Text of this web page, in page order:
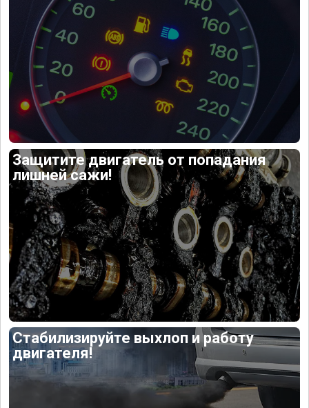
Защитите двигатель от попадания
лишней сажи!
Стабилизируйте выхлоп и работу
двигателя!